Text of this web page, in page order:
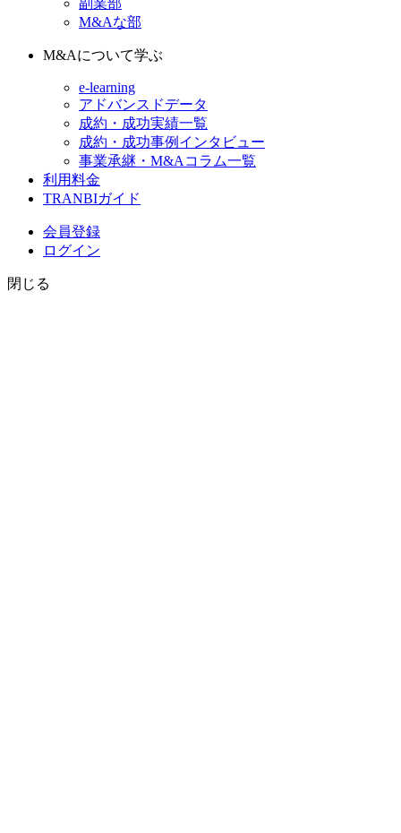
副業部
M&Aな部
M&Aについて学ぶ
e-learning
アドバンスドデータ
成約・成功実績一覧
成約・成功事例インタビュー
事業承継・M&Aコラム一覧
利用料金
TRANBIガイド
会員登録
ログイン
閉じる